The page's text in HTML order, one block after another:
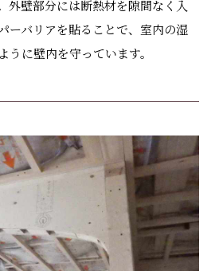
外壁部分には断熱材を隙間なく入
ーバリアを貼ることで、室内の湿
に壁内を守っています。